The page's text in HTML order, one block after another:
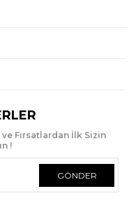
Fırsatlardan İlk Sizin
!
GÖNDER